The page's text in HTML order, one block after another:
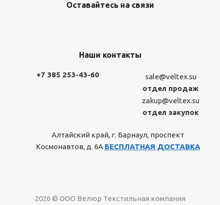
Оставайтесь на связи
Наши контакты
+7 385 253-43-60
sale@veltex.su
отдел продаж
zakup@veltex.su
отдел закупок
Алтайский край, г. Барнаул, проспект
Космонавтов, д. 6А БЕСПЛАТНАЯ ДОСТАВКА
2026 © ООО Велюр Текстильная компания